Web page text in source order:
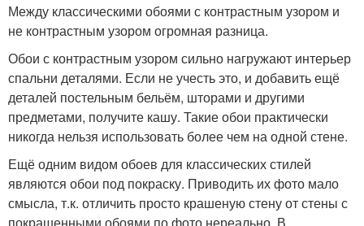
Между классическими обоями с контрастным узором и
не контрастным узором огромная разница.
Обои с контрастным узором сильно нагружают интерьер
спальни деталями. Если не учесть это, и добавить ещё
деталей постельным бельём, шторами и другими
предметами, получите кашу. Такие обои практически
никогда нельзя использовать более чем на одной стене.
Ещё одним видом обоев для классических стилей
являются обои под покраску. Приводить их фото мало
смысла, т.к. отличить просто крашеную стену от стены с
покрашенными обоями по фото нереально. В